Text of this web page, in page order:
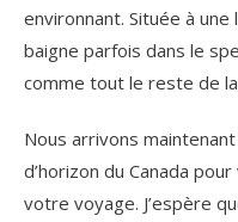
environnant. Située à
baigne parfois dans le
comme tout le reste de
Nous arrivons
d’horizon du Canada
votre voyage. J’espère